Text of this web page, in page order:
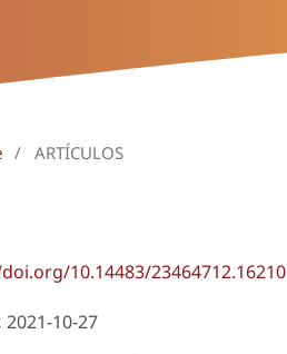
/ ARTÍCULOS
10.14483/23464712.16210
2021-10-27